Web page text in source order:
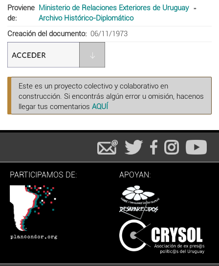
Proviene
de
Ministerio de Relaciones Exteriores de Uruguay
Archivo Histórico-Diplomático
Creación del documento
06/11/1973
Este es un proyecto colectivo y colaborativo en
construcción. Si encontrás algún error u omisión, hacenos
llegar tus comentarios AQUÍ
PARTICIPAMOS DE: APOYAN: